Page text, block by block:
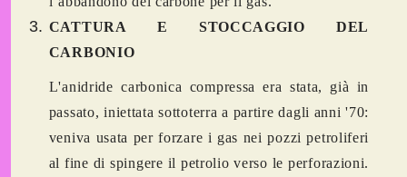
CATTURA E STOCCAGGIO DEL
CARBONIO
L'anidride carbonica compressa era stata, già in
passato, iniettata sottoterra a partire dagli anni '70:
veniva usata per forzare i gas nei pozzi petroliferi
al fine di spingere il petrolio verso le perforazioni.